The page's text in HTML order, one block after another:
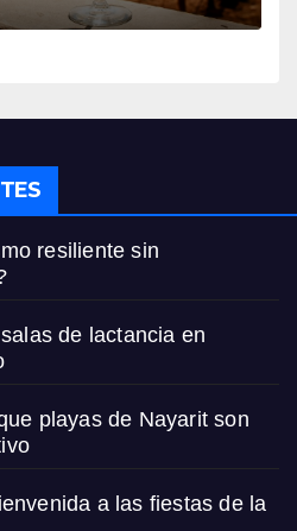
resiliente sin
de lactancia en
playas de Nayarit son
a las fiestas de la